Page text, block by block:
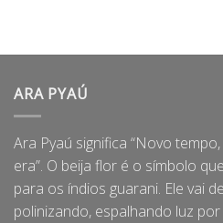
ARA PYAÚ
Ara Pyaú significa “Novo
era”. O beija flor é o símbolo
para os índios guarani. Ele vai
polinizando, espalhando luz